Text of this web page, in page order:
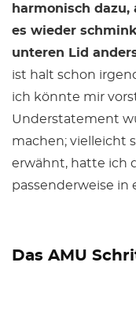
harmonisch
es wieder
unteren Lid
ist halt schon
ich könnte mir
Understatement
machen; vielleicht
erwähnt, hatte ich
passenderweise in
Das AMU